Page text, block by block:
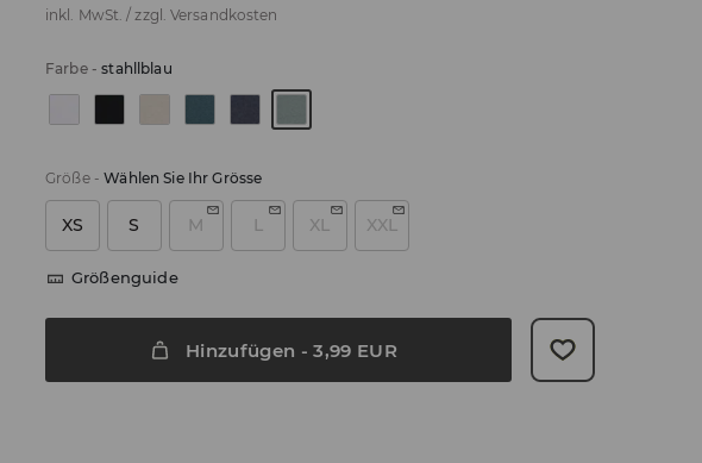
inkl. MwSt. / zzgl. Versandkosten
Farbe-stahllblau
Größe-Wählen Sie Ihr Grösse
XS S M L XL XXL
Größenguide
Hinzufügen -3,99 EUR